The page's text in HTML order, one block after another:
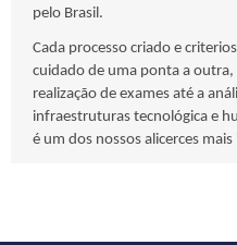
pelo Brasil.
Cada processo criado e
cuidado de uma ponta a
realização de exames até a
infraestruturas tecnológica e
é um dos nossos alicerces